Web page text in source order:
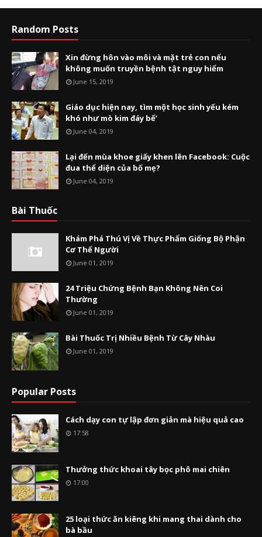
Random Posts
Xin đừng hôn vào môi và mặt trẻ con nếu
không muốn truyền bệnh tật nguy hiểm
June 15, 2019
Giáo dục hiện nay, tìm một học sinh yếu kém
khó như mò kim đáy bể’
June 04, 2019
Lại đến mùa khoe giấy khen lên Facebook: Cuộc
đua thể diện của bố mẹ?
June 04, 2019
Bài Thuốc
Khám Phá Thú Vị Về Thực Phẩm Giống Bộ Phận
Cơ Thể Người
June 01, 2019
24 Triệu Chứng Bệnh Bạn Không Nên Coi
Thường
June 01, 2019
Bài Thuốc Trị Nhiều Bệnh Từ Cây Nhàu
June 01, 2019
Popular Posts
Cách dạy con tự lập đơn giản mà hiệu quả cao
17:58
Thưởng thức khoai tây bọc phô mai chiên
17:00
25 loại thức ăn kiêng khi mang thai dành cho
bà bầu